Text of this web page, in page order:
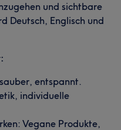
und sichtbare
Deutsch, Englisch und
entspannt.
individuelle
Vegane Produkte,